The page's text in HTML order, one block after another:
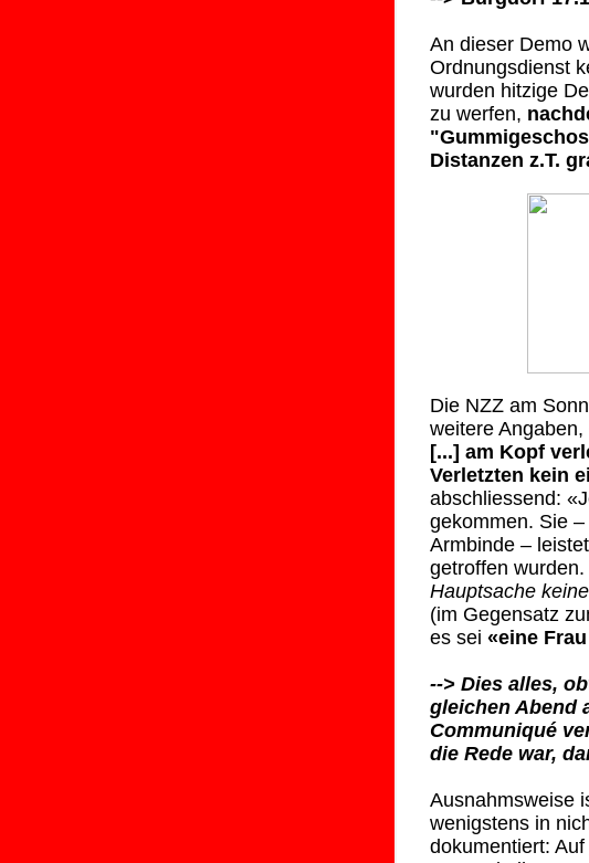
An dieser Demo
Ordnungsdienst
wurden hitzige
zu werfen,
Distanzen z.T.
Die NZZ am
weitere
[...] am Kopf
Verletzten kein
abschliessend:
gekommen. Sie
Armbinde –
getroffen wurden.
Hauptsache
(im Gegensatz
es sei «eine
--> Dies alles,
gleichen Abend
Communiqué
die Rede war,
Ausnahmsweise
wenigstens in
dokumentiert: Auf